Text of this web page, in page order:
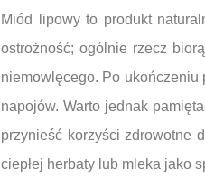
Miód lipowy to produkt
ostrożność; ogólnie rzecz
niemowlęcego. Po
napojów. Warto jednak
przynieść korzyści zdrowotne
ciepłej herbaty lub mleka jako